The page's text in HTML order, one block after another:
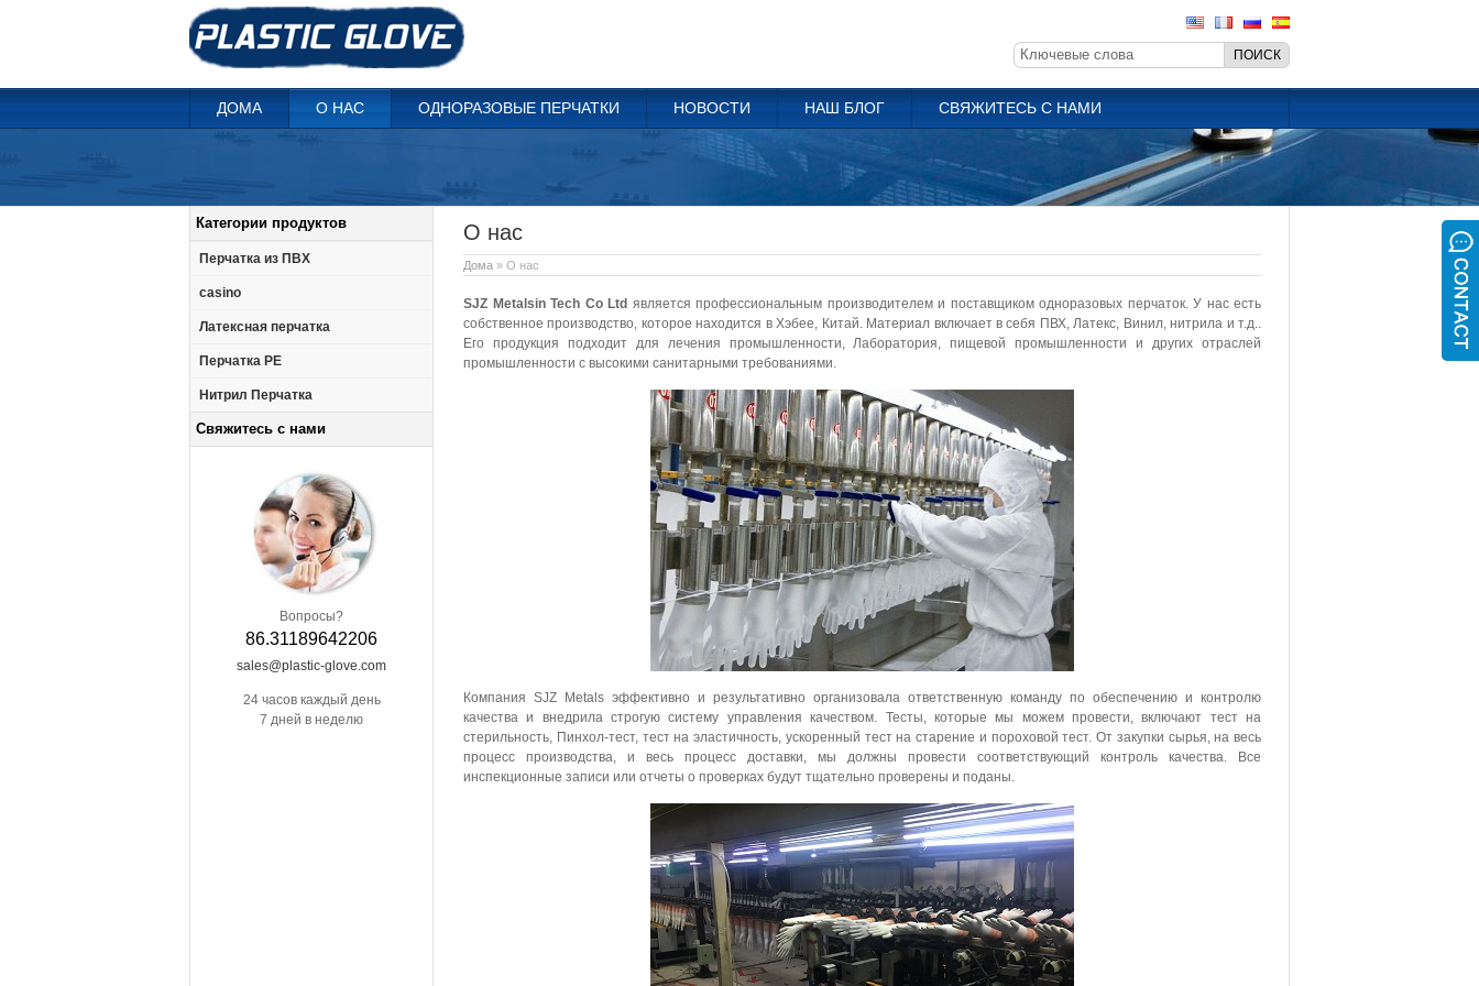
ДОМА О НАС ОДНОРАЗОВЫЕ ПЕРЧАТКИ НОВОСТИ НАШ БЛОГ СВЯЖИТЕСЬ С НАМИ
О нас
Дома » О нас
SJZ Metalsin Tech Co Ltd является профессиональным производителем и поставщиком одноразовых перчаток. У нас есть
собственное производство, которое находится в Хэбее, Китай. Материал включает в себя ПВХ, Латекс, Винил, нитрила и т.д..
Его продукция подходит для лечения промышленности, Лаборатория, пищевой промышленности и других отраслей
промышленности с высокими санитарными требованиями.
Компания SJZ Metals эффективно и результативно организовала ответственную команду по обеспечению и контролю
качества и внедрила строгую систему управления качеством. Тесты, которые мы можем провести, включают тест на
стерильность, Пинхол-тест, тест на эластичность, ускоренный тест на старение и пороховой тест. От закупки сырья, на весь
процесс производства, и весь процесс доставки, мы должны провести соответствующий контроль качества. Все
инспекционные записи или отчеты о проверках будут тщательно проверены и поданы.
Категории продуктов
Перчатка из ПВХ
casino
Латексная перчатка
Перчатка PE
Нитрил Перчатка
Свяжитесь с нами
Вопросы?
86.31189642206
sales@plastic-glove.com
24 часов каждый день
7 дней в неделю